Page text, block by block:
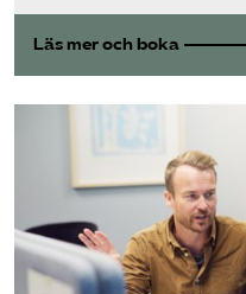
Läs mer och boka